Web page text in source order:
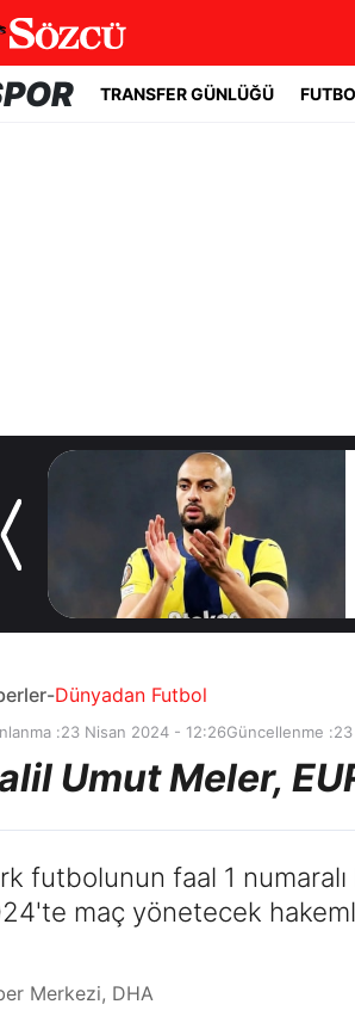
TRANSFER GÜNLÜĞÜ
-Dünyadan Futbol
:23 Nisan 2024 - 12:26Güncellenme :
Umut Meler,
futbolunun faal 1
maç yönetecek
Merkezi, DHA